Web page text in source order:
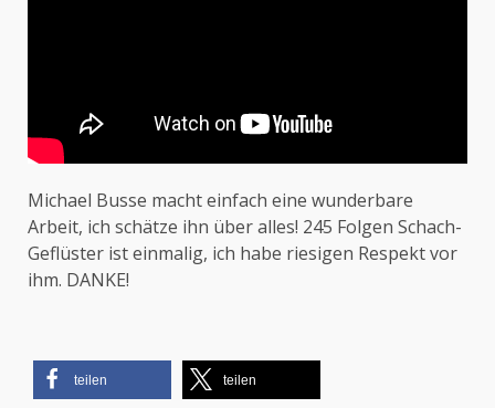
Michael Busse macht einfach eine wunderbare
Arbeit, ich schätze ihn über alles! 245 Folgen Schach-
Geflüster ist einmalig, ich habe riesigen Respekt vor
ihm. DANKE!
teilen teilen